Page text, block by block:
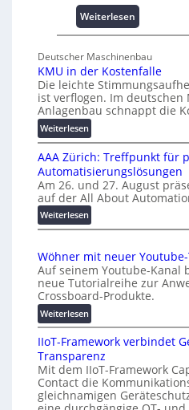
s
e
s
c
h
a
f
f
n
Weiterlesen
U
i
v
e
r
l
A
u
t
m
t
i
o
O
g
w
ä
Deutscher Maschinenbau
KMU in der Kostenfalle
Die leichte
ist verflogen. Im deutschen
Anlagenbau schnappt die
Weiterlesen:
K
M
U
i
d
e
K
o
s
t
e
n
f
a
l
l
e
AAA Zürich: Treffpunkt für
Automatisierungslösungen
Am 26. und 27. August
auf der All About
Weiterlesen:
A
A
Z
ü
r
i
c
h
:
T
r
e
Wöhner mit neuer
Auf seinem Youtube-Kanal
neue Tutorialreihe zur
Crossboard-Produkte.
Weiterlesen:
W
ö
h
n
e
r
IIoT-Framework verbindet
Transparenz
Mit dem IIoT-Framework
Contact die
gleichnamigen